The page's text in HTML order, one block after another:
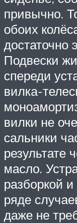
привычно.
обоих
достаточно
Подвески
спереди
вилка-
вилки не
сальники
результате
масло.
разборкой
ряде
даже не